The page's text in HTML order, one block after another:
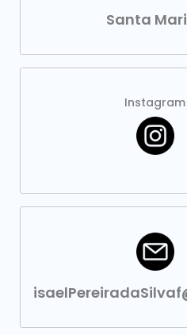
Santa
Instagram